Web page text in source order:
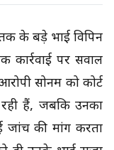
के बड़े भाई विपिन
कार्रवाई पर सवाल
सोनम को कोर्ट
हैं, जबकि उनका
जांच की मांग करता